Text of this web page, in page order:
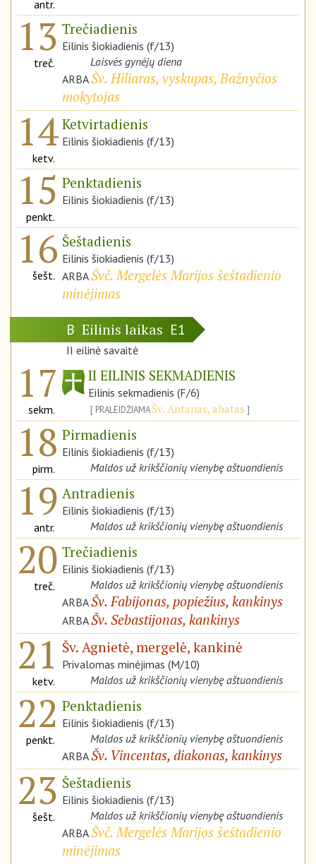
antr.
13
treč.
Trečiadienis
Eilinis šiokiadienis (f/13)
Laisvės gynėjų diena
ARBAŠv. Hiliaras, vyskupas, Bažnyčios
mokytojas
14
ketv.
Ketvirtadienis
Eilinis šiokiadienis (f/13)
15
penkt.
Penktadienis
Eilinis šiokiadienis (f/13)
16
šešt.
Šeštadienis
Eilinis šiokiadienis (f/13)
ARBAŠvč. Mergelės Marijos šeštadienio
minėjimas
B Eilinis laikas E1
II eilinė savaitė
17
sekm.
II EILINIS SEKMADIENIS
Eilinis sekmadienis (F/6)
PRALEIDŽIAMAŠv. Antanas, abatas
18
pirm.
Pirmadienis
Eilinis šiokiadienis (f/13)
Maldos už krikščionių vienybę aštuondienis
19
antr.
Antradienis
Eilinis šiokiadienis (f/13)
Maldos už krikščionių vienybę aštuondienis
20
treč.
Trečiadienis
Eilinis šiokiadienis (f/13)
Maldos už krikščionių vienybę aštuondienis
ARBAŠv. Fabijonas, popiežius, kankinys
ARBAŠv. Sebastijonas, kankinys
21
ketv.
Šv. Agnietė, mergelė, kankinė
Privalomas minėjimas (M/10)
Maldos už krikščionių vienybę aštuondienis
22
penkt.
Penktadienis
Eilinis šiokiadienis (f/13)
Maldos už krikščionių vienybę aštuondienis
ARBAŠv. Vincentas, diakonas, kankinys
23
šešt.
Šeštadienis
Eilinis šiokiadienis (f/13)
Maldos už krikščionių vienybę aštuondienis
ARBAŠvč. Mergelės Marijos šeštadienio
minėjimas